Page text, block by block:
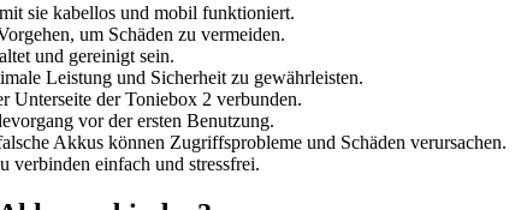
sie kabellos und mobil funktioniert.
um Schäden zu vermeiden.
und gereinigt sein.
Leistung und Sicherheit zu gewährleisten.
Unterseite der Toniebox 2 verbunden.
vor der ersten Benutzung.
Akkus können Zugriffsprobleme und Schäden verursachen.
verbinden einfach und stressfrei.